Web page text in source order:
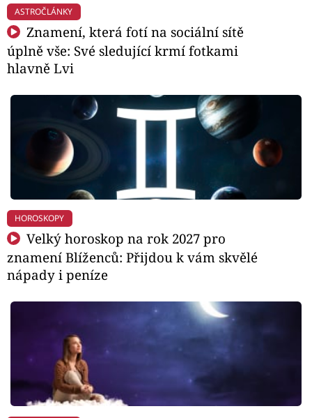
ASTROČLÁNKY
Znamení, která fotí na sociální sítě
úplně vše: Své sledující krmí fotkami
hlavně Lvi
HOROSKOPY
Velký horoskop na rok 2027 pro
znamení Blíženců: Přijdou k vám skvělé
nápady i peníze